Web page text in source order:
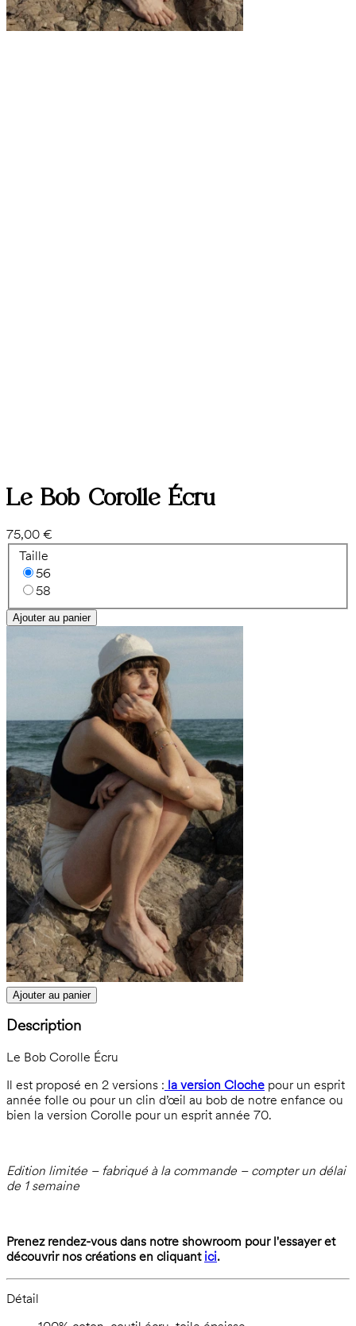
Le Bob Corolle Écru
75,00 €
Taille
56
58
Ajouter au panier
Ajouter au panier
Description
Le Bob Corolle Écru
Il est proposé en 2 versions : la version Cloche pour un esprit
année folle ou pour un clin d’œil au bob de notre enfance ou
bien la version Corolle pour un esprit année 70.
Edition limitée – fabriqué à la commande – compter un délai
de 1 semaine
Prenez rendez-vous dans notre showroom pour l'essayer et
découvrir nos créations en cliquant ici.
Détail